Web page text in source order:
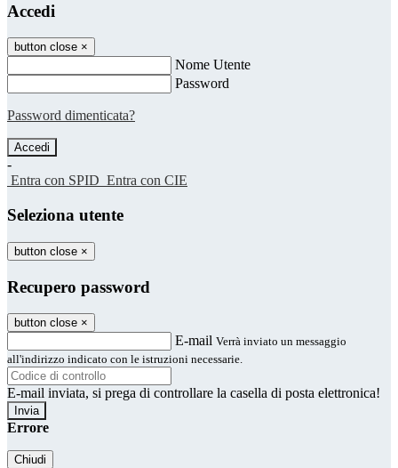
Accedi
button close ×
Nome Utente
Password
Password dimenticata?
-
Entra con SPID Entra con CIE
Seleziona utente
button close ×
Recupero password
button close ×
E-mail Verrà inviato un messaggio
all'indirizzo indicato con le istruzioni necessarie.
E-mail inviata, si prega di controllare la casella di posta elettronica!
Errore
Chiudi